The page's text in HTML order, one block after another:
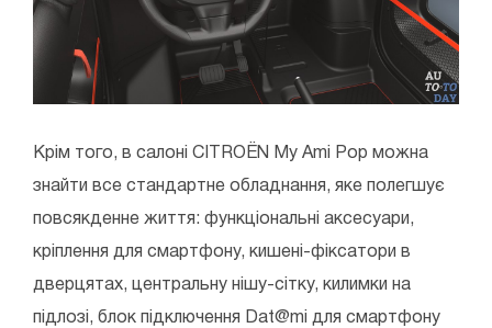
Крім того, в салоні CITROЁN My Ami Pop можна
знайти все стандартне обладнання, яке полегшує
повсякденне життя: функціональні аксесуари,
кріплення для смартфону, кишені-фіксатори в
дверцятах, центральну нішу-сітку, килимки на
підлозі, блок підключення Dat@mi для смартфону